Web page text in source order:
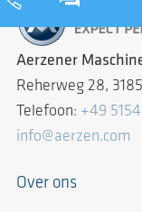
Aerzener
Reherweg 28,
Telefoon: +49
info@aerzen.com
Over ons